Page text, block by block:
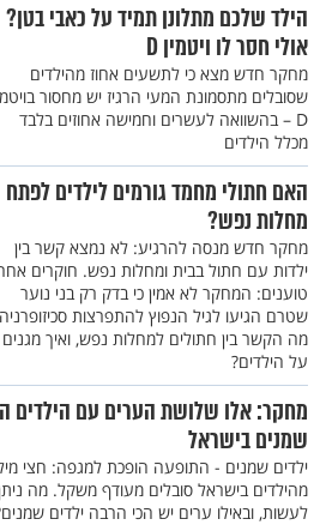
הילד שלכם מתלונן תמיד על כאבי בטן?
אולי חסר לו ויטמין D
מחקר חדש מצא כי לתשעים אחוז מהילדים
שסובלים מתסמונת המעי הרגיז יש מחסור
D – בהשוואה לעשרים וחמישה אחוזים בלבד
מכלל הילדים
האם חתולי מחמד גורמים לילדים לפתח
מחלות נפש?
מחקר חדש מנסה להרגיע: לא נמצא קשר בין
ילדות עם חתול בבית ומחלות נפש. חוקרים
טוענים: המחקר לא אמין כי בדק רק בני נוער
שטרם הגיעו לגיל הנפוץ להתפרצות
מה הקשר בין חתולים למחלות נפש, ואיך מגנים
על הילדים?
מחקר: אלו שלושת הערים עם הילדים
שמנים בישראל
ילדים שמנים - התופעה הופכת למגפה: חצי
מהילדים בישראל סובלים מעודף משקל. מה
לעשות, ובאילו ערים יש הכי הרבה ילדים